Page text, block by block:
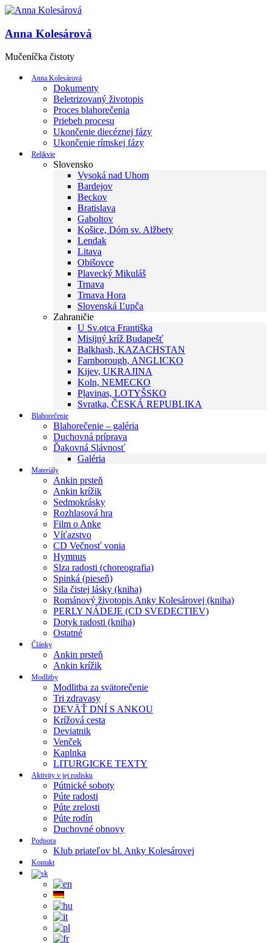
Anna Kolesárová
Mučeníčka čistoty
Anna Kolesárová
Dokumenty
Beletrizovaný životopis
Proces blahorečenia
Priebeh procesu
Ukončenie diecéznej fázy
Ukončenie rímskej fázy
Relikvie
Slovensko
Vysoká nad Uhom
Bardejov
Beckov
Bratislava
Gaboltov
Košice, Dóm sv. Alžbety
Lendak
Litava
Obišovce
Plavecký Mikuláš
Trnava
Trnava Hora
Slovenská Ľupča
Zahraničie
U Sv.otca Františka
Misijný kríž Budapešť
Balkhash, KAZACHSTAN
Farnborough, ANGLICKO
Kijev, UKRAJINA
Koln, NEMECKO
Pļaviņas, LOTYŠSKO
Svratka, ČESKÁ REPUBLIKA
Blahorečenie
Blahorečenie – galéria
Duchovná príprava
Ďakovná Slávnosť
Galéria
Materiály
Ankin prsteň
Ankin krížik
Sedmokrásky
Rozhlasová hra
Film o Anke
Víťazstvo
CD Večnosť vonia
Hymnus
Slza radosti (choreografia)
Spinká (pieseň)
Sila čistej lásky (kniha)
Románový životopis Anky Kolesárovej (kniha)
PERLY NÁDEJE (CD SVEDECTIEV)
Dotyk radosti (kniha)
Ostatné
Články
Ankin prsteň
Ankin krížik
Modlitby
Modlitba za svätorečenie
Tri zdravasy
DEVÄŤ DNÍ S ANKOU
Krížová cesta
Deviatnik
Venček
Kaplnka
LITURGICKE TEXTY
Aktivity v jej rodisku
Pútnické soboty
Púte radosti
Púte zrelosti
Púte rodín
Duchovné obnovy
Podpora
Klub priateľov bl. Anky Kolesárovej
Kontakt